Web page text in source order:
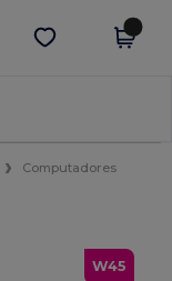
Obter app
Computadores
W45